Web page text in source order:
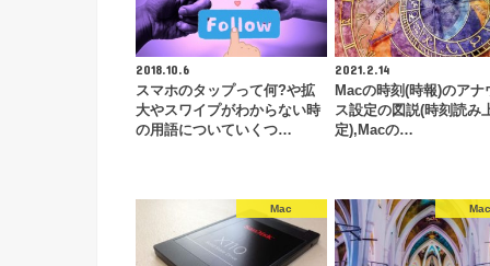
2018.10.6
スマホのタップって何?や拡
大やスワイプがわからない時
の用語についていくつ…
2021.2.14
Macの時刻(時報)のアナ
ス設定の図説(時刻読み
定),Macの…
Mac